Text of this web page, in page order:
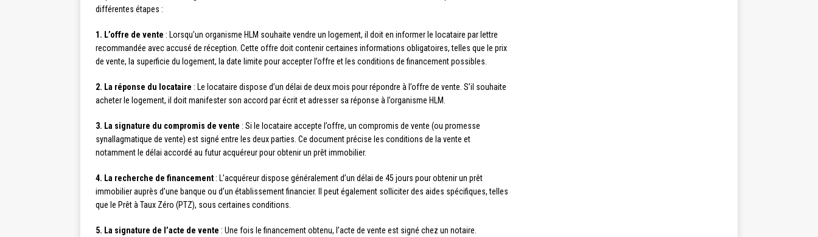
différentes étapes :
1. L’offre de vente : Lorsqu’un organisme HLM souhaite vendre un logement, il doit en informer le locataire par lettre
recommandée avec accusé de réception. Cette offre doit contenir certaines informations obligatoires, telles que le prix
de vente, la superficie du logement, la date limite pour accepter l’offre et les conditions de financement possibles.
2. La réponse du locataire : Le locataire dispose d’un délai de deux mois pour répondre à l’offre de vente. S’il souhaite
acheter le logement, il doit manifester son accord par écrit et adresser sa réponse à l’organisme HLM.
3. La signature du compromis de vente : Si le locataire accepte l’offre, un compromis de vente (ou promesse
synallagmatique de vente) est signé entre les deux parties. Ce document précise les conditions de la vente et
notamment le délai accordé au futur acquéreur pour obtenir un prêt immobilier.
4. La recherche de financement : L’acquéreur dispose généralement d’un délai de 45 jours pour obtenir un prêt
immobilier auprès d’une banque ou d’un établissement financier. Il peut également solliciter des aides spécifiques, telles
que le Prêt à Taux Zéro (PTZ), sous certaines conditions.
5. La signature de l’acte de vente : Une fois le financement obtenu, l’acte de vente est signé chez un notaire.